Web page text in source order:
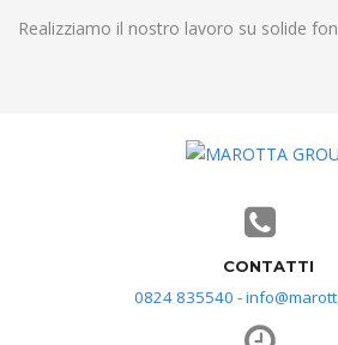
Realizziamo il nostro lavoro su solide
CONTATTI
0824 835540 -